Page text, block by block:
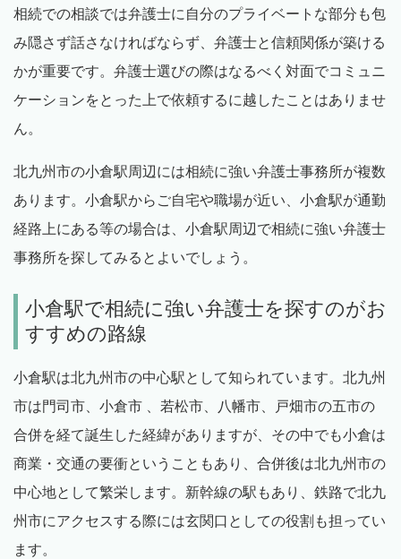
相続での相談では弁護士に自分のプライベートな部分も包
み隠さず話さなければならず、弁護士と信頼関係が築ける
かが重要です。弁護士選びの際はなるべく対面でコミュニ
ケーションをとった上で依頼するに越したことはありませ
ん。
北九州市の小倉駅周辺には相続に強い弁護士事務所が複数
あります。小倉駅からご自宅や職場が近い、小倉駅が通勤
経路上にある等の場合は、小倉駅周辺で相続に強い弁護士
事務所を探してみるとよいでしょう。
小倉駅で相続に強い弁護士を探すのがお
すすめの路線
小倉駅は北九州市の中心駅として知られています。北九州
市は門司市、小倉市 、若松市、八幡市、戸畑市の五市の
合併を経て誕生した経緯がありますが、その中でも小倉は
商業・交通の要衝ということもあり、合併後は北九州市の
中心地として繁栄します。新幹線の駅もあり、鉄路で北九
州市にアクセスする際には玄関口としての役割も担ってい
ます。